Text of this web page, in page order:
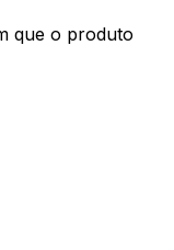
que o produto